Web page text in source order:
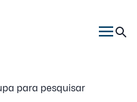
para pesquisar